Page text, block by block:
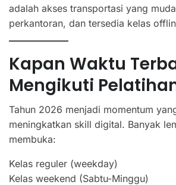
adalah akses transportasi yang
perkantoran, dan tersedia kelas
Kapan Waktu
Mengikuti
Tahun 2026 menjadi momentum
meningkatkan skill digital. Banyak
membuka:
Kelas reguler (weekday)
Kelas weekend (Sabtu-Minggu)